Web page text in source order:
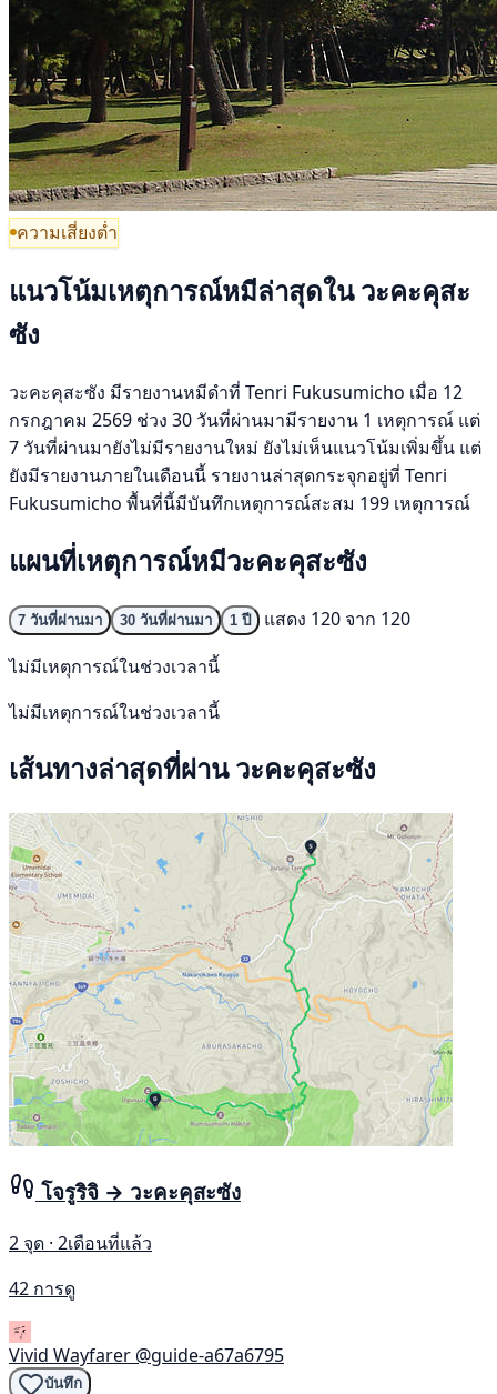
ความเสี่ยงต่ำ
แนวโน้มเหตุการณ์หมีล่าสุดใน วะคะคุสะ
ซัง
วะคะคุสะซัง มีรายงานหมีดำที่ Tenri Fukusumicho เมื่อ 12
กรกฎาคม 2569 ช่วง 30 วันที่ผ่านมามีรายงาน 1 เหตุการณ์ แต่
7 วันที่ผ่านมายังไม่มีรายงานใหม่ ยังไม่เห็นแนวโน้มเพิ่มขึ้น แต่
ยังมีรายงานภายในเดือนนี้ รายงานล่าสุดกระจุกอยู่ที่ Tenri
Fukusumicho พื้นที่นี้มีบันทึกเหตุการณ์สะสม 199 เหตุการณ์
แผนที่เหตุการณ์หมีวะคะคุสะซัง
7 วันที่ผ่านมา 30 วันที่ผ่านมา 1 ปี
แสดง 120 จาก 120
ไม่มีเหตุการณ์ในช่วงเวลานี้
ไม่มีเหตุการณ์ในช่วงเวลานี้
เส้นทางล่าสุดที่ผ่าน วะคะคุสะซัง
โจรูริจิ → วะคะคุสะซัง
2 จุด · 2เดือนที่แล้ว
42 การดู
Vivid Wayfarer @guide-a67a6795
บันทึก